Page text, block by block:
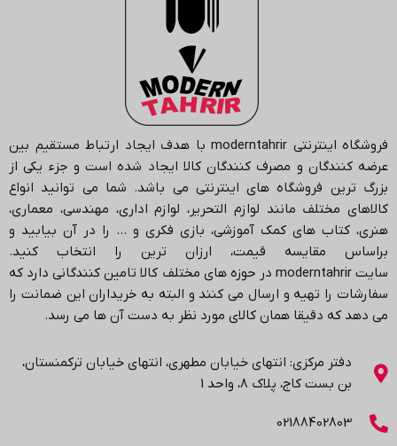
فروشگاه اینترنتی moderntahrir با هدف ایجاد ارتباط مستقیم بین
عرضه کنندگان و مصرف کنندگان کالا ایجاد شده است و جزء یکی از
بزرگ ترین فروشگاه های اینترنتی می باشد. شما می توانید انواع
کالاهای مختلف مانند لوازم التحریر، لوازم اداری، مهندسی، معماری،
هنری، کتاب های کمک آموزشی، بازی فکری و … را در آن بیابید و
براساس مقایسه قیمت، ارزان ترین را انتخاب کنید.
سایتmoderntahrir در حوزه های مختلف کالا تامین کنندگانی دارد که
سفارشات را تهیه و ارسال می کنند و البته به خریداران این ضمانت را
می دهد که دقیقا همان کالای مورد نظر به دست آن ها می رسد.
دفتر مرکزی: انتهاي خیابان مطهری، انتهاي خیابان ترکمنستان،
بن بست کاج، پلاک ۸، واحد 1
02188402803